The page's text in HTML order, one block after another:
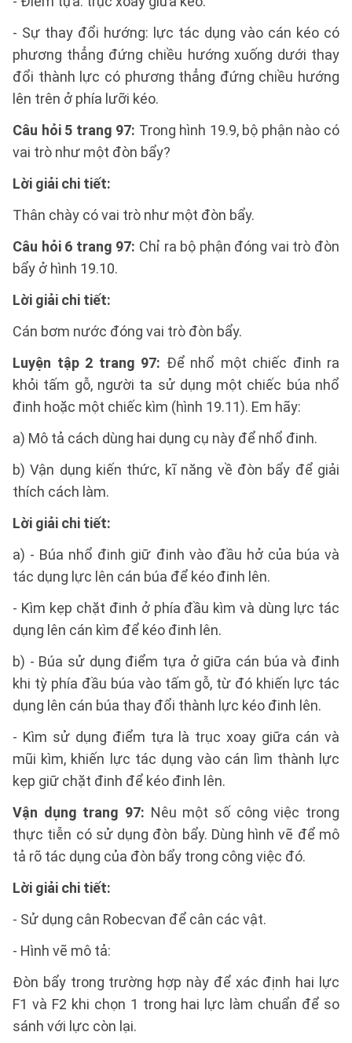
- Sự thay đổi hướng: lực tác dụng vào cán kéo có
phương thẳng đứng chiều hướng xuống dưới thay
đổi thành lực có phương thẳng đứng chiều hướng
lên trên ở phía lưỡi kéo.
Câu hỏi 5 trang 97: Trong hình 19.9, bộ phận nào có
vai trò như một đòn bẩy?
Lời giải chi tiết:
Thân chày có vai trò như một đòn bẩy.
Câu hỏi 6 trang 97: Chỉ ra bộ phận đóng vai trò đòn
bẩy ở hình 19.10.
Lời giải chi tiết:
Cán bơm nước đóng vai trò đòn bẩy.
Luyện tập 2 trang 97: Để nhổ một chiếc đinh ra
khỏi tấm gỗ, người ta sử dụng một chiếc búa nhổ
đinh hoặc một chiếc kìm (hình 19.11). Em hãy:
a) Mô tả cách dùng hai dụng cụ này để nhổ đinh.
b) Vận dụng kiến thức, kĩ năng về đòn bẩy để giải
thích cách làm.
Lời giải chi tiết:
a) - Búa nhổ đinh giữ đinh vào đầu hở của búa và
tác dụng lực lên cán búa để kéo đinh lên.
- Kìm kẹp chặt đinh ở phía đầu kìm và dùng lực tác
dụng lên cán kìm để kéo đinh lên.
b) - Búa sử dụng điểm tựa ở giữa cán búa và đinh
khi tỳ phía đầu búa vào tấm gỗ, từ đó khiến lực tác
dụng lên cán búa thay đổi thành lực kéo đinh lên.
- Kìm sử dụng điểm tựa là trục xoay giữa cán và
mũi kìm, khiến lực tác dụng vào cán lìm thành lực
kẹp giữ chặt đinh để kéo đinh lên.
Vận dụng trang 97: Nêu một số công việc trong
thực tiễn có sử dụng đòn bẩy. Dùng hình vẽ để mô
tả rõ tác dụng của đòn bẩy trong công việc đó.
Lời giải chi tiết:
- Sử dụng cân Robecvan để cân các vật.
- Hình vẽ mô tả:
Đòn bẩy trong trường hợp này để xác định hai lực
F1 và F2 khi chọn 1 trong hai lực làm chuẩn để so
sánh với lực còn lại.